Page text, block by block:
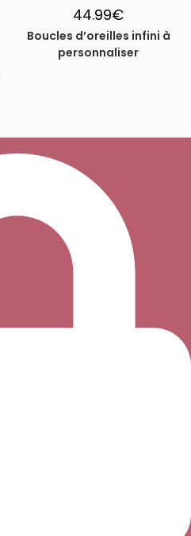
44.99€
Boucles d’oreilles infini à
personnaliser